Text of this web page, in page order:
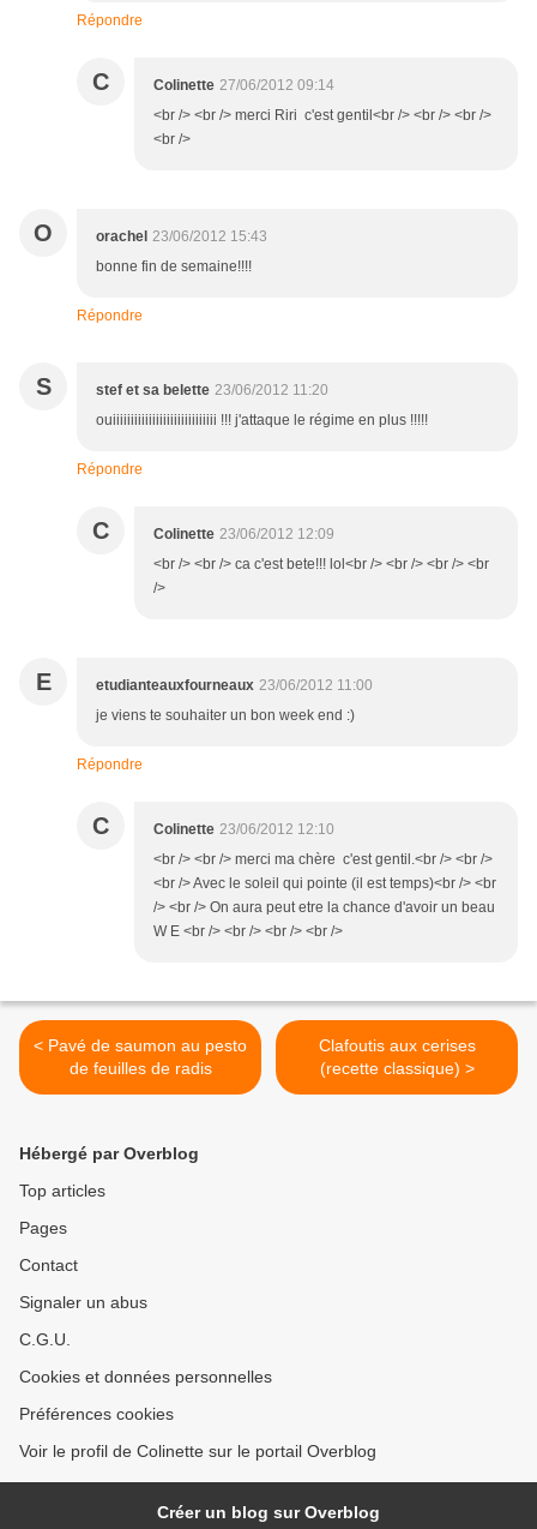
Répondre
C Colinette 27/06/2012 09:14
<br /> <br /> merci Riri c'est gentil<br /> <br /> <br />
<br />
O orachel 23/06/2012 15:43
bonne fin de semaine!!!!
Répondre
S stef et sa belette 23/06/2012 11:20
ouiiiiiiiiiiiiiiiiiiiiiiiiiiiii !!! j'attaque le régime en plus !!!!!
Répondre
C Colinette 23/06/2012 12:09
<br /> <br /> ca c'est bete!!! lol<br /> <br /> <br /> <br
/>
E etudianteauxfourneaux 23/06/2012 11:00
je viens te souhaiter un bon week end :)
Répondre
C Colinette 23/06/2012 12:10
<br /> <br /> merci ma chère c'est gentil.<br /> <br />
<br /> Avec le soleil qui pointe (il est temps)<br /> <br
/> <br /> On aura peut etre la chance d'avoir un beau
W E <br /> <br /> <br /> <br />
< Pavé de saumon au pesto
de feuilles de radis
Clafoutis aux cerises
(recette classique) >
Hébergé par Overblog
Top articles
Pages
Contact
Signaler un abus
C.G.U.
Cookies et données personnelles
Préférences cookies
Voir le profil de Colinette sur le portail Overblog
Créer un blog sur Overblog